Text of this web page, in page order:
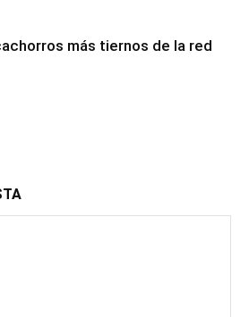
más tiernos de la red